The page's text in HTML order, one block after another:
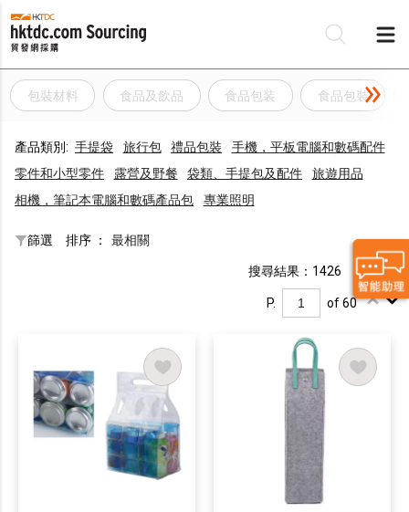
包裝材料 食品及飲品 食品包装 食品包裝
產品類別: 手提袋 旅行包 禮品包裝
手機，平板電腦和數碼配件
零件和小型零件
露營及野餐 袋類、手提包及配件
旅遊用品
相機，筆記本電腦和數碼產品包
專業照明
篩選 排序 ： 最相關
搜尋結果：1426
P. of 60